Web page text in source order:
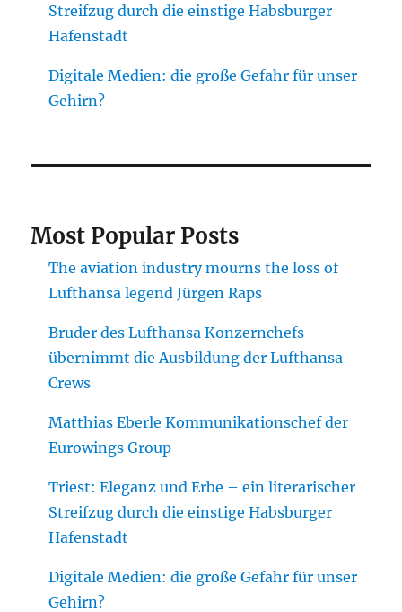
Streifzug durch die einstige Habsburger
Hafenstadt
Digitale Medien: die große Gefahr für unser
Gehirn?
Most Popular Posts
The aviation industry mourns the loss of
Lufthansa legend Jürgen Raps
Bruder des Lufthansa Konzernchefs
übernimmt die Ausbildung der Lufthansa
Crews
Matthias Eberle Kommunikationschef der
Eurowings Group
Triest: Eleganz und Erbe – ein literarischer
Streifzug durch die einstige Habsburger
Hafenstadt
Digitale Medien: die große Gefahr für unser
Gehirn?